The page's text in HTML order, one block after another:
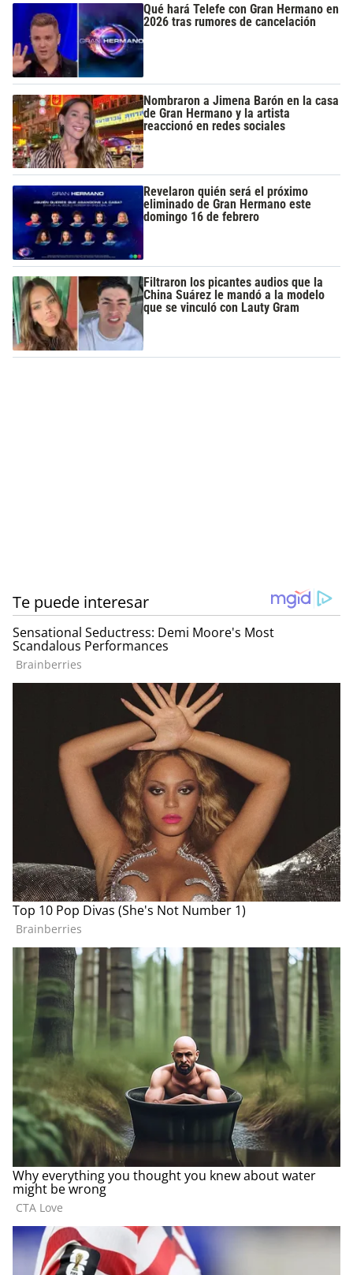
Qué hará Telefe con Gran Hermano en
2026 tras rumores de cancelación
Nombraron a Jimena Barón en la casa
de Gran Hermano y la artista
reaccionó en redes sociales
Revelaron quién será el próximo
eliminado de Gran Hermano este
domingo 16 de febrero
Filtraron los picantes audios que la
China Suárez le mandó a la modelo
que se vinculó con Lauty Gram